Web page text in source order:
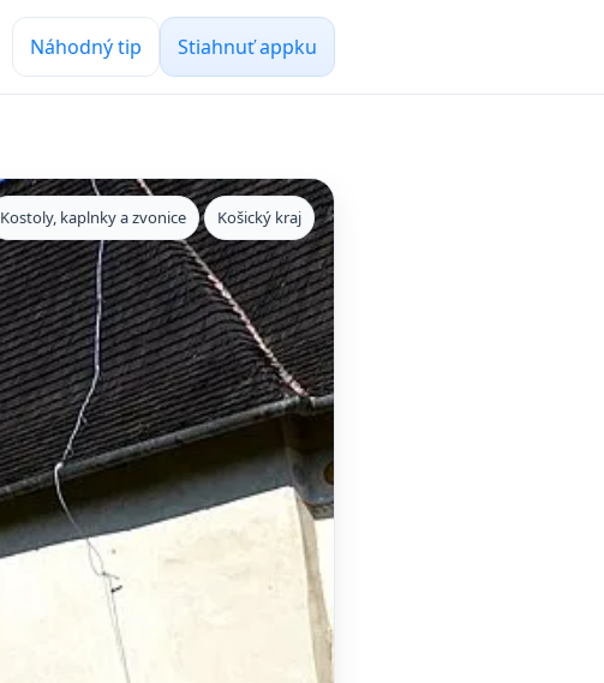
Náhodný tip Stiahnuť appku
Kostoly, kaplnky a zvonice Košický kraj